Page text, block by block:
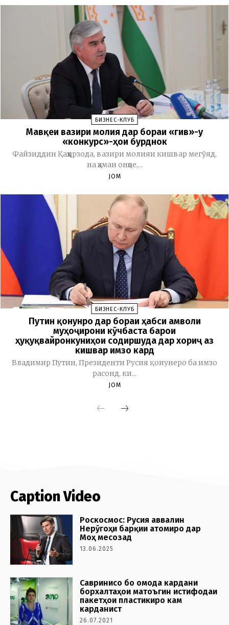
Caption Video
Роскосмос: Русия аввалин
Нерӯгоҳи барқии атомиро дар
Моҳ месозад
13.06.2025
Савринисо бо омода кардани
борхалтаҳои матоъгин истифодаи
пакетҳои пластикиро кам
карданист
26.07.2021